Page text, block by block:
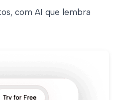
com AI que lembra